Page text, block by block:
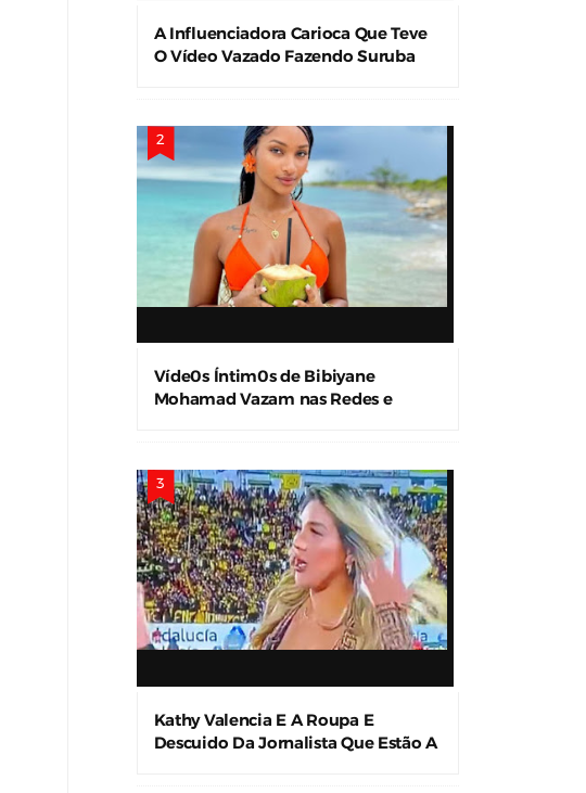
A Influenciadora Carioca Que Teve
O Vídeo Vazado Fazendo Suruba
Víde0s Íntim0s de Bibiyane
Mohamad Vazam nas Redes e
Kathy Valencia E A Roupa E
Descuido Da Jornalista Que Estão A